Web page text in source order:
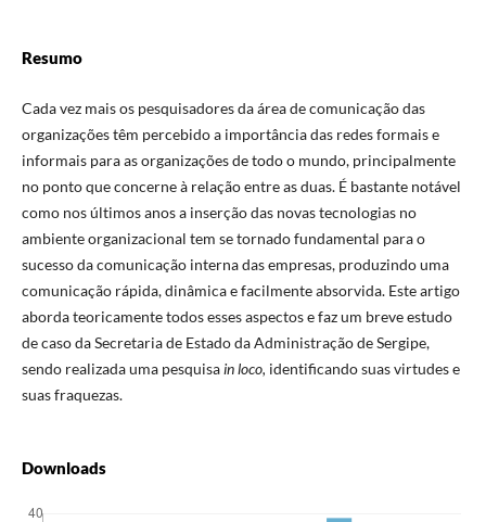
Resumo
Cada vez mais os pesquisadores da área de comunicação das
organizações têm percebido a importância das redes formais e
informais para as organizações de todo o mundo, principalmente
no ponto que concerne à relação entre as duas. É bastante notável
como nos últimos anos a inserção das novas tecnologias no
ambiente organizacional tem se tornado fundamental para o
sucesso da comunicação interna das empresas, produzindo uma
comunicação rápida, dinâmica e facilmente absorvida. Este artigo
aborda teoricamente todos esses aspectos e faz um breve estudo
de caso da Secretaria de Estado da Administração de Sergipe,
sendo realizada uma pesquisain loco, identificando suas virtudes e
suas fraquezas.
Downloads